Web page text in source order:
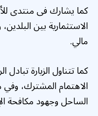
كما يشارك فى منتدى
الاستثمارية بين
مالي.
كما تتناول الزيارة
الاهتمام المشترك،
الساحل وجهود مكافحة